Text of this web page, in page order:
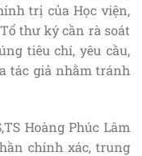
trị của Học viện,
thư ký cần rà soát
tiêu chí, yêu cầu,
tác giả nhằm tránh
Hoàng Phúc Lâm
chính xác, trung